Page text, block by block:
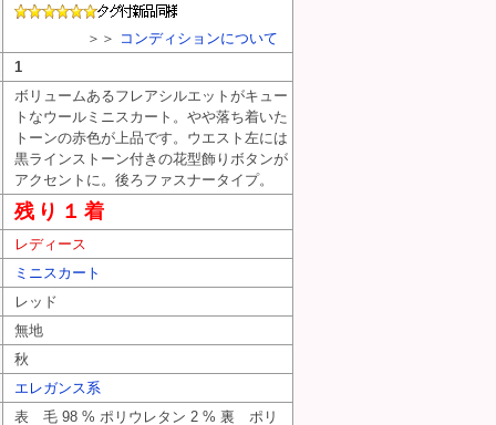
＞＞ コンディションについて
1
ボリュームあるフレアシルエットがキュー
トなウールミニスカート。やや落ち着いた
トーンの赤色が上品です。ウエスト左には
黒ラインストーン付きの花型飾りボタンが
アクセントに。後ろファスナータイプ。
残り１着
レディース
ミニスカート
レッド
無地
秋
エレガンス系
表 毛 98 % ポリウレタン 2 % 裏 ポリ